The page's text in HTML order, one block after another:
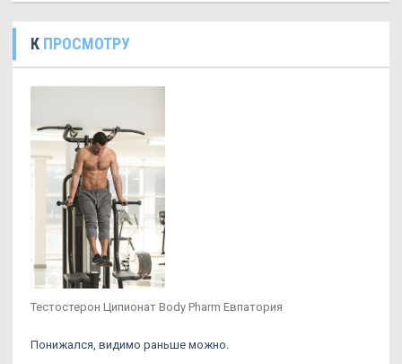
К ПРОСМОТРУ
Тестостерон Ципионат Body Pharm Евпатория
Понижался, видимо раньше можно.